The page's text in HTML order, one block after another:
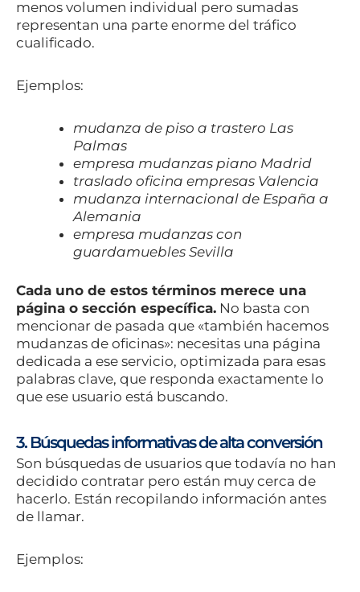
menos volumen individual pero sumadas
representan una parte enorme del tráfico
cualificado.
Ejemplos:
mudanza de piso a trastero Las
Palmas
empresa mudanzas piano Madrid
traslado oficina empresas Valencia
mudanza internacional de España a
Alemania
empresa mudanzas con
guardamuebles Sevilla
Cada uno de estos términos merece una
página o sección específica. No basta con
mencionar de pasada que «también hacemos
mudanzas de oficinas»: necesitas una página
dedicada a ese servicio, optimizada para esas
palabras clave, que responda exactamente lo
que ese usuario está buscando.
3. Búsquedas informativas de alta conversión
Son búsquedas de usuarios que todavía no han
decidido contratar pero están muy cerca de
hacerlo. Están recopilando información antes
de llamar.
Ejemplos: